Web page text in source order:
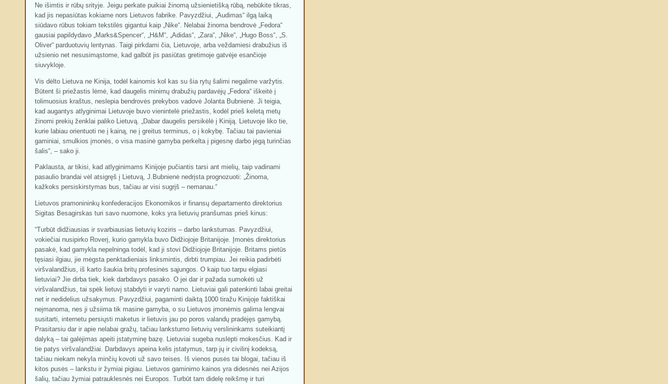
Ne išimtis ir rūbų srityje. Jeigu perkate puikiai žinomą užsienietišką rūbą, nebūkite tikras,
kad jis nepasiūtas kokiame nors Lietuvos fabrike. Pavyzdžiui, „Audimas“ ilgą laiką
siūdavo rūbus tokiam tekstilės gigantui kaip „Nike“. Nelabai žinoma bendrovė „Fedora“
gausiai papildydavo „Marks&Spencer“, „H&M“, „Adidas“, „Zara“, „Nike“, „Hugo Boss“, „S.
Oliver“ parduotuvių lentynas. Taigi pirkdami čia, Lietuvoje, arba veždamiesi drabužius iš
užsienio net nesusimąstome, kad galbūt jis pasiūtas gretimoje gatvėje esančioje
siuvykloje.
Vis dėlto Lietuva ne Kinija, todėl kainomis kol kas su šia rytų šalimi negalime varžytis.
Būtent ši priežastis lėmė, kad daugelis minimų drabužių pardavėjų „Fedora“ iškeitė į
tolimuosius kraštus, neslepia bendrovės prekybos vadovė Jolanta Bubnienė. Ji teigia,
kad augantys atlyginimai Lietuvoje buvo vienintelė priežastis, kodėl prieš keletą metų
žinomi prekių ženklai paliko Lietuvą. „Dabar daugelis persikėlė į Kiniją. Lietuvoje liko tie,
kurie labiau orientuoti ne į kainą, ne į greitus terminus, o į kokybę. Tačiau tai pavieniai
gaminiai, smulkios įmonės, o visa masinė gamyba perkelta į pigesnę darbo jėgą turinčias
šalis“, – sako ji.
Paklausta, ar tikisi, kad atlyginimams Kinijoje pučiantis tarsi ant mielių, taip vadinami
pasaulio brandai vėl atsigręš į Lietuvą, J.Bubnienė nedrįsta prognozuoti: „Žinoma,
kažkoks persiskirstymas bus, tačiau ar visi sugrįš – nemanau.“
Lietuvos pramonininkų konfederacijos Ekonomikos ir finansų departamento direktorius
Sigitas Besagirskas turi savo nuomone, koks yra lietuvių pranšumas prieš kinus:
“Turbūt didžiausias ir svarbiausias lietuvių koziris – darbo lankstumas. Pavyzdžiui,
vokiečiai nusipirko Roverį, kurio gamykla buvo Didžiojoje Britanijoje. Įmonės direktorius
pasakė, kad gamykla nepelninga todėl, kad ji stovi Didžiojoje Britanijoje. Britams pietūs
tęsiasi ilgiau, jie mėgsta penktadieniais linksmintis, dirbti trumpiau. Jei reikia padirbėti
viršvalandžius, iš karto šaukia britų profesinės sąjungos. O kaip tuo tarpu elgiasi
lietuviai? Jie dirba tiek, kiek darbdavys pasako. O jei dar ir pažada sumokėti už
viršvalandžius, tai spėk lietuvį stabdyti ir varyti namo. Lietuviai gali patenkinti labai greitai
net ir nedidelius užsakymus. Pavyzdžiui, pagaminti daiktą 1000 tiražu Kinijoje faktiškai
neįmanoma, nes ji užsiima tik masine gamyba, o su Lietuvos įmonėmis galima lengvai
susitarti, internetu persiųsti maketus ir lietuvis jau po poros valandų pradėjęs gamybą.
Prasitarsiu dar ir apie nelabai gražų, tačiau lankstumo lietuvių verslininkams suteikiantį
dalyką – tai galėjimas apeiti įstatyminę bazę. Lietuviai sugeba nuslėpti mokesčius. Kad ir
tie patys viršvalandžiai. Darbdavys apeina kelis įstatymus, tarp jų ir civilinį kodeksą,
tačiau niekam nekyla minčių kovoti už savo teises. Iš vienos pusės tai blogai, tačiau iš
kitos pusės – lankstu ir žymiai pigiau. Lietuvos gaminimo kainos yra didesnės nei Azijos
šalių, tačiau žymiai patrauklesnės nei Europos. Turbūt tam didelę reikšmę ir turi